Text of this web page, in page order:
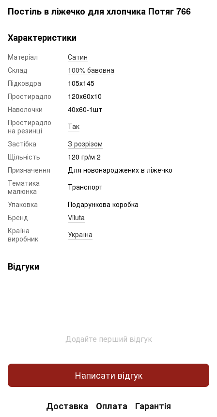
Постіль в ліжечко для хлопчика Потяг 766
Характеристики
Матеріал
Сатин
Склад
100% бавовна
Підковдра
105х145
Простирадло
120х60х10
Наволочки
40х60-1шт
Простирадло
на резинці
Так
Застібка
З розрізом
Щільність
120 гр/м 2
Призначення
Для новонароджених в ліжечко
Тематика
малюнка
Транспорт
Упаковка
Подарункова коробка
Бренд
Viluta
Країна
виробник
Україна
Відгуки
Додайте перший відгук
Написати відгук
Доставка Оплата Гарантія